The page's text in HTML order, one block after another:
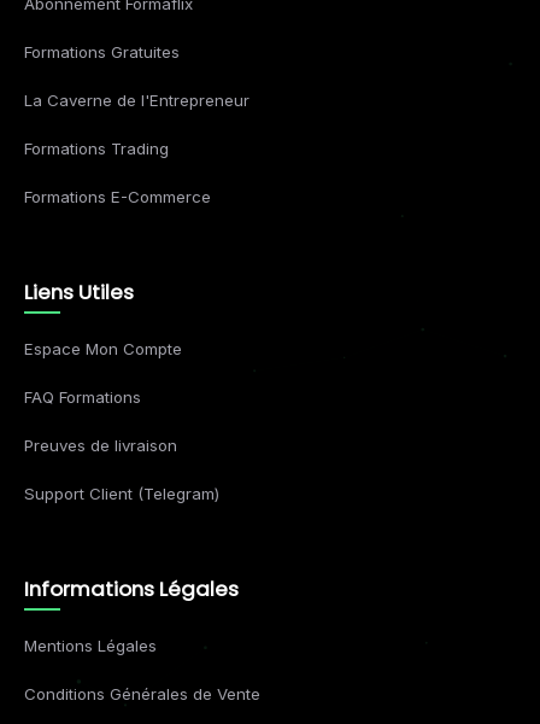
Abonnement Formaflix
Formations Gratuites
La Caverne de l'Entrepreneur
Formations Trading
Formations E-Commerce
Liens Utiles
Espace Mon Compte
FAQ Formations
Preuves de livraison
Support Client (Telegram)
Informations Légales
Mentions Légales
Conditions Générales de Vente